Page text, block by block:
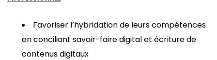
Favoriser l’hybridation de leurs compétences
en conciliant savoir-faire digital et écriture de
contenus digitaux